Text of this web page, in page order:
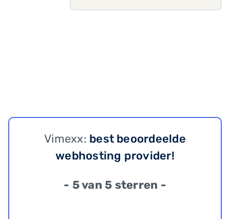
Vimexx: best beoordeelde
webhosting provider!
- 5 van 5 sterren -